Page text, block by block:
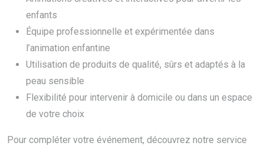
enfants
Équipe professionnelle et expérimentée dans
l’animation enfantine
Utilisation de produits de qualité, sûrs et adaptés à la
peau sensible
Flexibilité pour intervenir à domicile ou dans un espace
de votre choix
Pour compléter votre événement, découvrez notre service